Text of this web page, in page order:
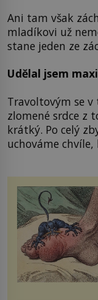
Ani tam však
mladíkovi už
stane jeden ze
Udělal jsem
Travoltovým se
zlomené srdce z
krátký. Po celý
uchováme